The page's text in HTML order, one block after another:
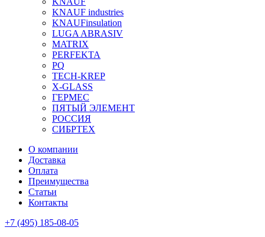
KNAUF industries
KNAUFinsulation
LUGA ABRASIV
MATRIX
PERFEKTA
PQ
TECH-KREP
X-GLASS
ГЕРМЕС
ПЯТЫЙ ЭЛЕМЕНТ
РОССИЯ
СИБРТЕХ
О компании
Доставка
Оплата
Преимущества
Статьи
Контакты
+7 (495) 185-08-05